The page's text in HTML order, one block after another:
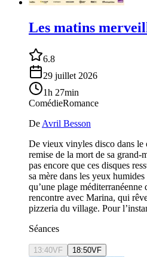
Les matins
6.8
29 juillet 2026
1h 27min
ComédieRomance
De Avril Besson
De vieux vinyles disco dans
remise de la mort de sa
pas encore que ces disques
sa mère dans les yeux
qu’une plage méditerranéenne
rencontre avec Marina, qui
pizzeria du village. Pour
Séances
13:40VF 18:50VF